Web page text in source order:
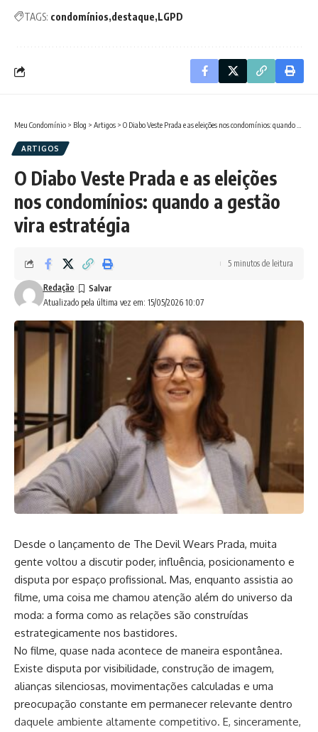
TAGS: condomínios destaque LGPD
Meu Condomínio > Blog > Artigos > O Diabo Veste Prada e as eleições nos condomínios: quando a gestão vira estratégia
ARTIGOS
O Diabo Veste Prada e as eleições
nos condomínios: quando a gestão
vira estratégia
Atualizado pela última vez em: 15/05/2026 10:07
Redação
5 minutos de leitura
Desde o lançamento de The Devil Wears Prada, muita
gente voltou a discutir poder, influência, posicionamento e
disputa por espaço profissional. Mas, enquanto assistia ao
filme, uma coisa me chamou atenção além do universo da
moda: a forma como as relações são construídas
estrategicamente nos bastidores.
No filme, quase nada acontece de maneira espontânea.
Existe disputa por visibilidade, construção de imagem,
alianças silenciosas, movimentações calculadas e uma
preocupação constante em permanecer relevante dentro
daquele ambiente altamente competitivo. E, sinceramente,